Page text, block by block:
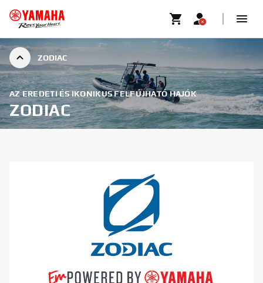
ZODIAC
AZ EREDETI ÉS IKONIKUS FELFÚJHATÓ HAJÓK
ZODIAC